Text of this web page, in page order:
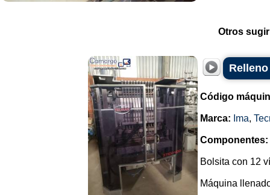
Otros
Código
Marca: Ima,
Componentes:
Bolsita con 12
Máquina